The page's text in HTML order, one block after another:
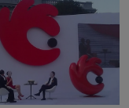
计
色logo设计